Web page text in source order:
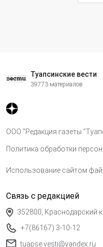
Туапсинские вести
39773 материалов
ООО "Редакция газеты
Политика обработки
Использование сайтом
Связь с редакцией
352800, Краснодарский
+7(86167) 3-10-12
tuapse.vesti@yandex.ru